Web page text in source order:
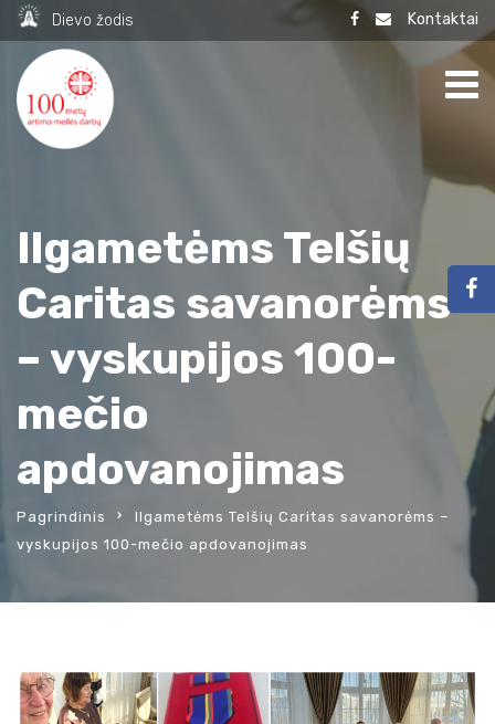
Dievo žodis Kontaktai
Ilgametėms Telšių
Caritas savanorėms
– vyskupijos 100-
mečio
apdovanojimas
Pagrindinis
Ilgametėms Telšių Caritas savanorėms –
vyskupijos 100-mečio apdovanojimas